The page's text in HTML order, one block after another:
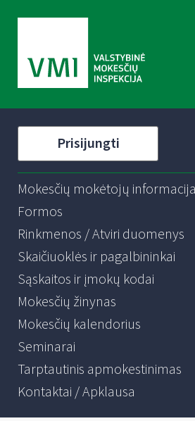
Prisijungti
Mokesčių mokėtojų informacija
Formos
Rinkmenos / Atviri duomenys
Skaičiuoklės ir pagalbininkai
Sąskaitos ir įmokų kodai
Mokesčių žinynas
Mokesčių kalendorius
Seminarai
Tarptautinis apmokestinimas
Kontaktai / Apklausa